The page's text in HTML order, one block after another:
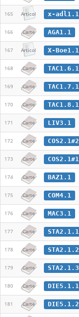
165 Articol x-adl1.1
166 Carte AGA1.1
167 Articol X-Boe1.1
168 Carte TAC1.6.1
169 Carte TAC1.7.1
170 Carte TAC1.8.1
171 Carte LIV3.1
172 Carte COS2.1#2
173 Carte COS2.1#1
174 Carte BAZ1.1
175 Carte COM4.1
176 Carte MAC3.1
177 Carte STA2.1.1
178 Carte STA2.1.2
179 Carte STA2.1.3
180 Carte DIE5.1.1
181 Carte DIE5.1.2